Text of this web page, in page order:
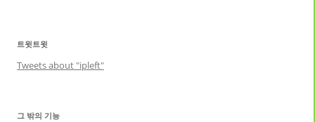
트윗트윗
Tweets about "ipleft"
그 밖의 기능